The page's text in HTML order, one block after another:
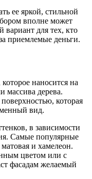
ее яркой, стильной
вполне может
вариант для тех, кто
приемлемые деньги.
наносится на
дерева.
которая
вид.
в зависимости
Самые популярные
и хамелеон.
цветом или с
фасадам желаемый